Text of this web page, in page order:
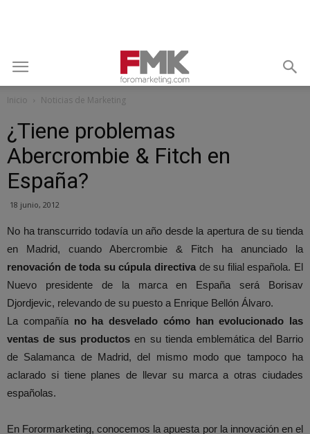
Inicio Noticias de Marketing
¿Tiene problemas
Abercrombie & Fitch en
España?
18 junio, 2012
No ha transcurrido todavía un año desde la apertura de su tienda
en Madrid, cuando Abercrombie & Fitch ha anunciado la
renovación de toda su cúpula directiva de su filial española. El
Nuevo presidente de la marca en España será Borisav
Djordjevic, relevando de su puesto a Enrique Bellón Álvaro.
La compañía no ha desvelado cómo han evolucionado las
ventas de sus productosen su tienda emblemática del Barrio
de Salamanca de Madrid, del mismo modo que tampoco ha
aclarado si tiene planes de llevar su marca a otras ciudades
españolas.
En Forormarketing, conocemos la apuesta por la innovación en el